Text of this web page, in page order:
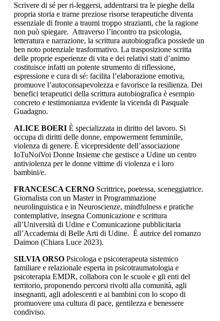
Scrivere di sé per ri-leggersi, addentrarsi tra le pieghe della
propria storia e trarne preziose risorse terapeutiche diventa
essenziale di fronte a traumi troppo strazianti, che la ragione
non può spiegare. Attraverso l’incontro tra psicologia,
letteratura e narrazione, la scrittura autobiografica possiede un
ben noto potenziale trasformativo. La trasposizione scritta
delle proprie esperienze di vita e dei relativi stati d’animo
costituisce infatti un potente strumento di riflessione,
espressione e cura di sé: facilita l’elaborazione emotiva,
promuove l’autoconsapevolezza e favorisce la resilienza. Dei
benefici terapeutici della scrittura autobiografica è esempio
concreto e testimonianza evidente la vicenda di Pasquale
Guadagno.
ALICE BOERI È specializzata in diritto del lavoro. Si
occupa di diritti delle donne, empowerment femminile,
violenza di genere. È vicepresidente dell’associazione
IoTuNoiVoi Donne Insieme che gestisce a Udine un centro
antiviolenza per le donne vittime di violenza e i loro
bambini/e.
FRANCESCA CERNO Scrittrice, poetessa, sceneggiatrice.
Giornalista con un Master in Programmazione
neurolinguistica e in Neuroscienze, mindfulness e pratiche
contemplative, insegna Comunicazione e scrittura
all’Università di Udine e Comunicazione pubblicitaria
all’Accademia di Belle Arti di Udine. È autrice del romanzo
Daimon (Chiara Luce 2023).
SILVIA ORSO Psicologa e psicoterapeuta sistemico
familiare e relazionale esperta in psicotraumatologia e
psicoterapia EMDR, collabora con le scuole e gli enti del
territorio, proponendo percorsi rivolti alla comunità, agli
insegnanti, agli adolescenti e ai bambini con lo scopo di
promuovere una cultura di pace, gentilezza e benessere
condiviso.